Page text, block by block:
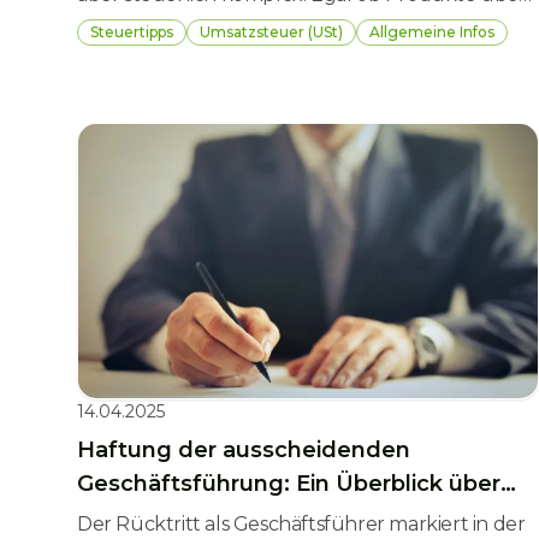
Shopify, WooCommerce oder Etsy verkauft
werden: Wer online verkauft, hat nicht nur
aufgestellt sein. Wir geben einen Überblick über
die wichtigsten steuerlichen Themen beim E-
Commerce.
Steuertipps Umsatzsteuer (USt) Allgemeine Infos
14.04.2025
Haftung der ausscheidenden
Geschäftsführung: Ein Überblick über
zivil- und steuerrechtliche Aspekte
Der Rücktritt als Geschäftsführer markiert in der